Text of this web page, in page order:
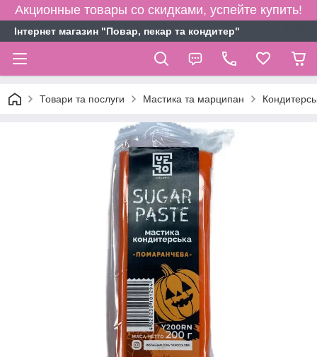
Акционные товары со скидками, успейте купить!
Інтернет магазин "Повар, пекар та кондитер"
Товари та послуги Мастика та марципан